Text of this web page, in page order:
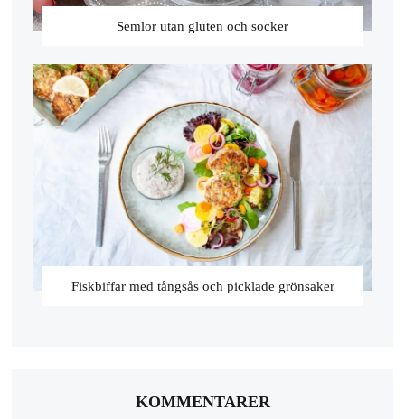
Semlor utan gluten och socker
Fiskbiffar med tångsås och picklade grönsaker
KOMMENTARER